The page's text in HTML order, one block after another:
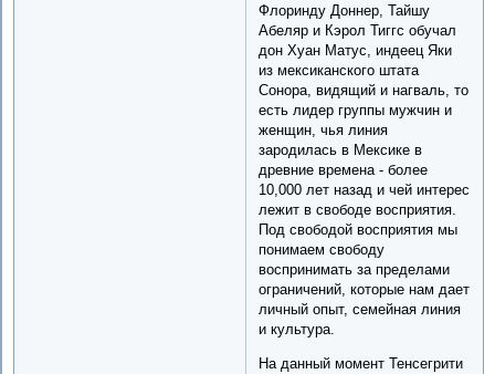
Флоринду Доннер, Тайшу
Абеляр и Кэрол Тиггс обучал
дон Хуан Матус, индеец Яки
из мексиканского штата
Сонора, видящий и нагваль, то
есть лидер группы мужчин и
женщин, чья линия
зародилась в Мексике в
древние времена - более
10,000 лет назад и чей интерес
лежит в свободе восприятия.
Под свободой восприятия мы
понимаем свободу
воспринимать за пределами
ограничений, которые нам дает
личный опыт, семейная линия
и культура.
На данный момент Тенсегрити